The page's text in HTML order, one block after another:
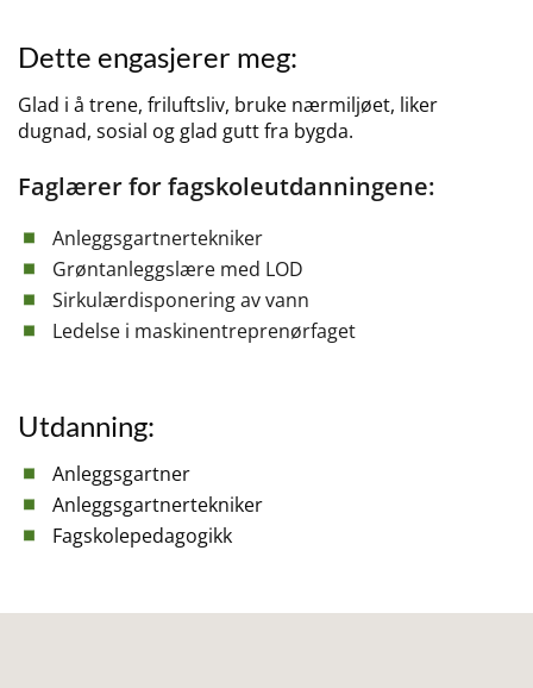
Dette engasjerer meg:
Glad i å trene, friluftsliv, bruke nærmiljøet, liker
dugnad, sosial og glad gutt fra bygda.
Faglærer for fagskoleutdanningene:
Anleggsgartnertekniker
Grøntanleggslære med LOD
Sirkulærdisponering av vann
Ledelse i maskinentreprenørfaget
Utdanning:
Anleggsgartner
Anleggsgartnertekniker
Fagskolepedagogikk